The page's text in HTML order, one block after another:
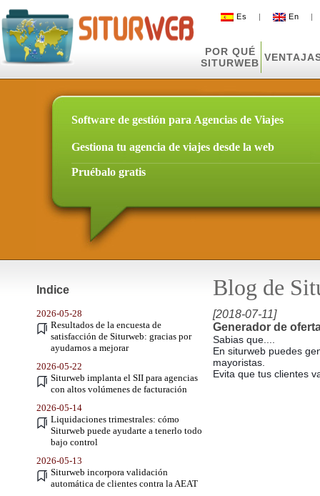
Es | En
POR QUÉ
SITURWEB
Software de gestión para Agencias de Viajes
Gestiona tu agencia de viajes desde la web
Pruébalo gratis
Indice Blog de
2026-05-28
Resultados de la encuesta de
satisfacción de Siturweb: gracias por
ayudarnos a mejorar
2026-05-22
Siturweb implanta el SII para agencias
con altos volúmenes de facturación
2026-05-14
Liquidaciones trimestrales: cómo
Siturweb puede ayudarte a tenerlo todo
bajo control
2026-05-13
Siturweb incorpora validación
automática de clientes contra la AEAT
[2018-07-11]
Generador de
Sabias que....
En siturweb puedes
mayoristas.
Evita que tus clientes